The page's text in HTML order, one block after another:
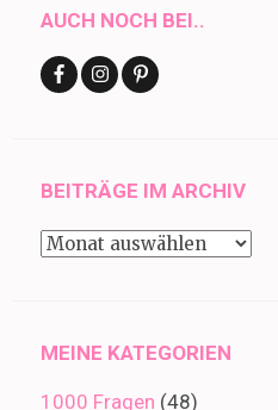
AUCH NOCH BEI..
BEITRÄGE IM ARCHIV
Beiträge
MEINE KATEGORIEN
1000 Fragen (48)